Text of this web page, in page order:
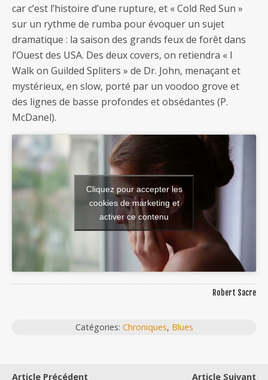
car c’est l’histoire d’une rupture, et « Cold Red Sun »
sur un rythme de rumba pour évoquer un sujet
dramatique : la saison des grands feux de forêt dans
l’Ouest des USA. Des deux covers, on retiendra « I
Walk on Guilded Spliters » de Dr. John, menaçant et
mystérieux, en slow, porté par un voodoo grove et
des lignes de basse profondes et obsédantes (P.
McDanel).
Cliquez pour accepter les
cookies de marketing et
activer ce contenu
Robert Sacre
Catégories: Chroniques, Blues
Article Précédent
Article Suivant